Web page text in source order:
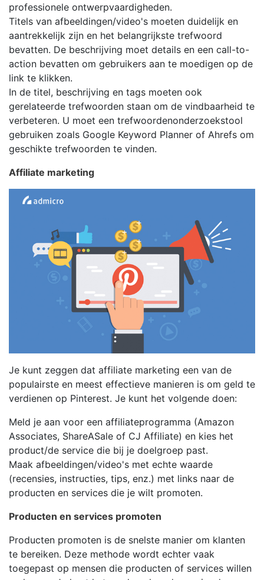
professionele ontwerpvaardigheden.
Titels van afbeeldingen/video's moeten duidelijk en
aantrekkelijk zijn en het belangrijkste trefwoord
bevatten. De beschrijving moet details en een call-to-
action bevatten om gebruikers aan te moedigen op de
link te klikken.
In de titel, beschrijving en tags moeten ook
gerelateerde trefwoorden staan ​​om de vindbaarheid te
verbeteren. U moet een trefwoordenonderzoekstool
gebruiken zoals Google Keyword Planner of Ahrefs om
geschikte trefwoorden te vinden.
Affiliate marketing
Je kunt zeggen dat affiliate marketing een van de
populairste en meest effectieve manieren is om geld te
verdienen op Pinterest. Je kunt het volgende doen:
Meld je aan voor een affiliateprogramma (Amazon
Associates, ShareASale of CJ Affiliate) en kies het
product/de service die bij je doelgroep past.
Maak afbeeldingen/video's met echte waarde
(recensies, instructies, tips, enz.) met links naar de
producten en services die je wilt promoten.
Producten en services promoten
Producten promoten is de snelste manier om klanten
te bereiken. Deze methode wordt echter vaak
toegepast op mensen die producten of services willen